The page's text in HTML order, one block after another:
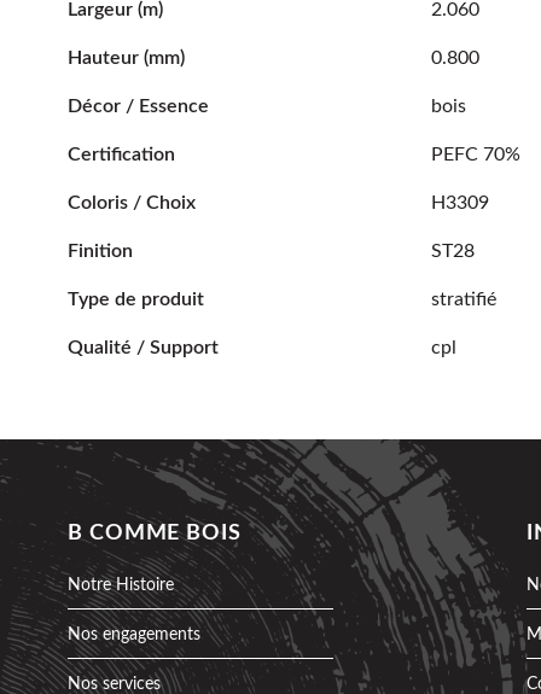
Largeur (m) 2.060
Hauteur (mm) 0.800
Décor / Essence bois
Certification PEFC 70%
Coloris / Choix H3309
Finition ST28
Type de produit stratifié
Qualité / Support cpl
B COMME BOIS
Notre Histoire
Nos engagements
Nos services